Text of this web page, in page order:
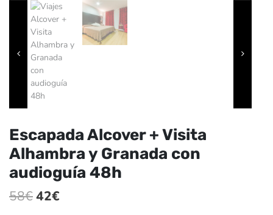
Escapada Alcover + Visita
Alhambra y Granada con
audioguía 48h
58€El
42€